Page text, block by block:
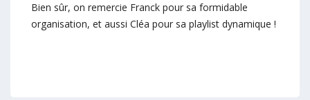
Bien sûr, on remercie Franck pour sa formidable
organisation, et aussi Cléa pour sa playlist dynamique !